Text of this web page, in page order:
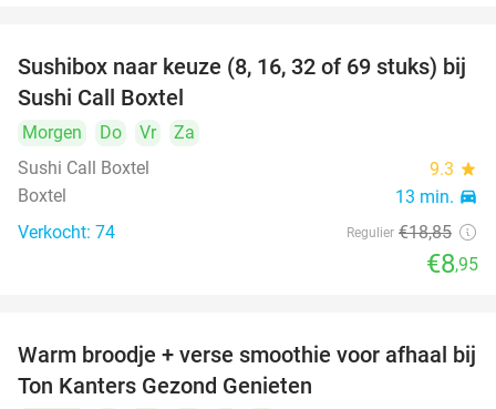
53%
Sushibox naar keuze (8, 16, 32 of 69 stuks) bij
Sushi Call Boxtel
Morgen Do Vr
Za
Sushi Call Boxtel
9.3 star
Boxtel 13 min. directions_car
Verkocht: 74 Regulier €18,85
€8,95
43%
Warm broodje + verse smoothie voor afhaal bij
Ton Kanters Gezond Genieten